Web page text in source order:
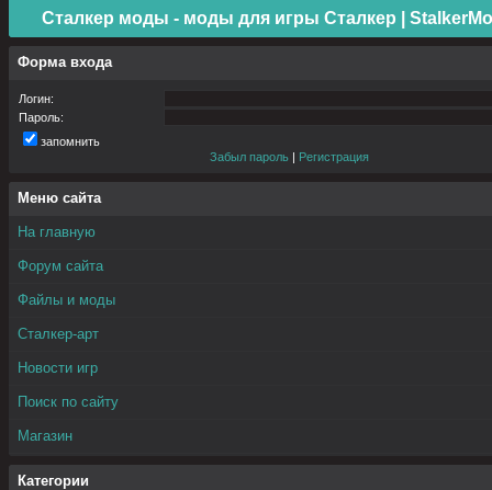
Сталкер моды - моды для игры Сталкер |
Форма входа
Логин:
Пароль:
запомнить
Забыл пароль | Регистрация
Меню сайта
На главную
Форум сайта
Файлы и моды
Сталкер-арт
Новости игр
Поиск по сайту
Магазин
Категории